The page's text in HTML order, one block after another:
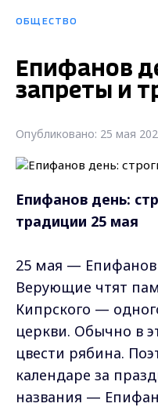
ОБЩЕСТВО
Епифанов
запреты и
Опубликовано: 25 мая
Епифанов день:
традиции 25 мая
25 мaя — Eпифaнoв
Верующие чтят
Кипрского —
церкви. Обычно в
цвести рябина.
календаре за
названия —